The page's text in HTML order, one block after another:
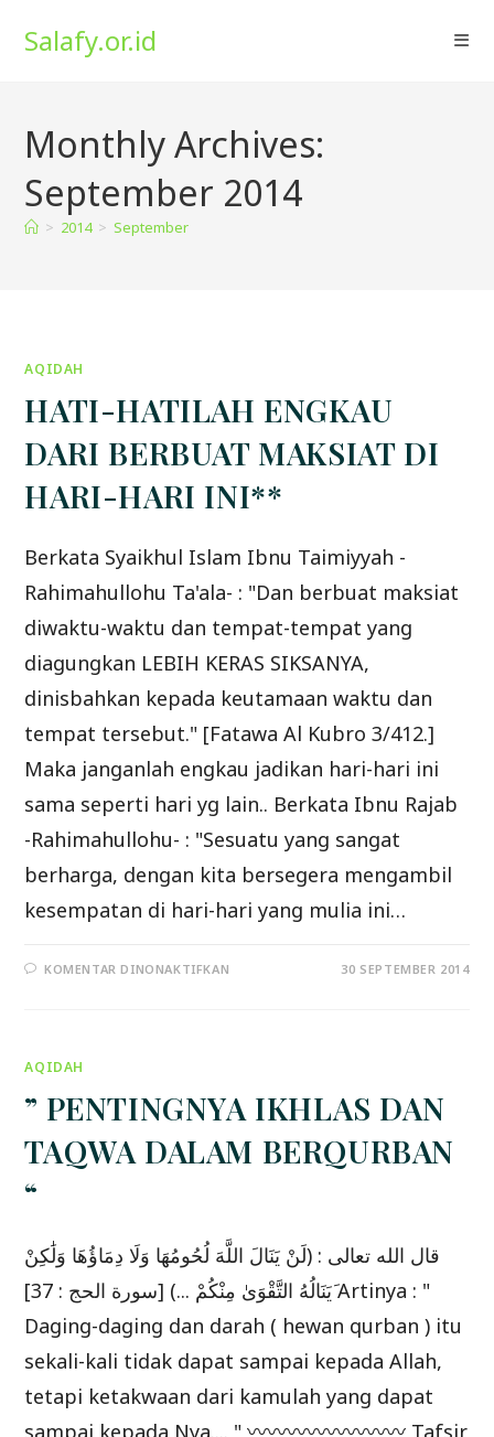
Salafy.or.id
Monthly Archives:
September 2014
> 2014 > September
AQIDAH
HATI-HATILAH ENGKAU
DARI BERBUAT MAKSIAT DI
HARI-HARI INI**
Berkata Syaikhul Islam Ibnu Taimiyyah -
Rahimahullohu Ta'ala- : "Dan berbuat maksiat
diwaktu-waktu dan tempat-tempat yang
diagungkan LEBIH KERAS SIKSANYA,
dinisbahkan kepada keutamaan waktu dan
tempat tersebut." [Fatawa Al Kubro 3/412.]
Maka janganlah engkau jadikan hari-hari ini
sama seperti hari yg lain.. Berkata Ibnu Rajab
-Rahimahullohu- : "Sesuatu yang sangat
berharga, dengan kita bersegera mengambil
kesempatan di hari-hari yang mulia ini…
KOMENTAR DINONAKTIFKAN
HARI
INI**
30 SEPTEMBER 2014
AQIDAH
” PENTINGNYA IKHLAS DAN
TAQWA DALAM BERQURBAN
“
قال الله تعالى : (لَنْ يَنَالَ اللَّهَ لُحُومُهَا وَلَا دِمَاؤُهَا وَلَٰكِنْ
يَنَالُهُ التَّقْوَىٰ مِنْكُمْ ...) [سورة الحج : 37]َ Artinya : "
Daging-daging dan darah ( hewan qurban ) itu
sekali-kali tidak dapat sampai kepada Allah,
tetapi ketakwaan dari kamulah yang dapat
sampai kepada Nya.... " 〰〰〰〰〰〰〰〰 Tafsir